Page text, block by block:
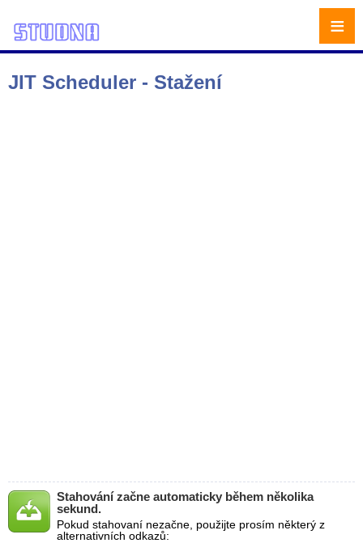
JIT Scheduler - Stažení
Stahování začne automaticky během několika
sekund.
Pokud stahovaní nezačne, použijte prosím některý z
alternativních odkazů:
≡